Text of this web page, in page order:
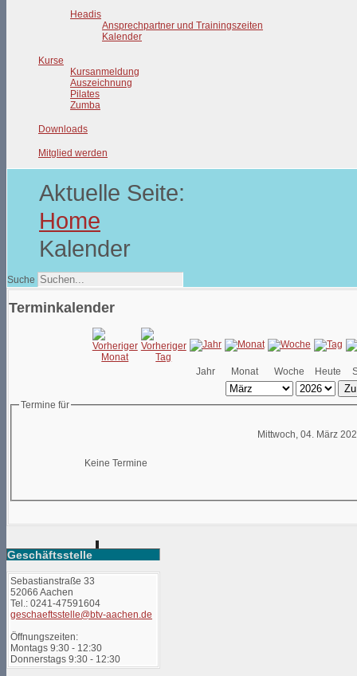
Headis
Ansprechpartner und Trainingszeiten
Kalender
Kurse
Kursanmeldung
Auszeichnung
Pilates
Zumba
Downloads
Mitglied werden
Aktuelle Seite:
Home
Kalender
Suche
Terminkalender
Jahr Monat Woche Heute
Termine für
Mittwoch, 04. März
Keine Termine
Geschäftsstelle
Sebastianstraße 33
52066 Aachen
Tel.: 0241-47591604
geschaeftsstelle@btv-aachen.de
Öffnungszeiten:
Montags 9:30 - 12:30
Donnerstags 9:30 - 12:30